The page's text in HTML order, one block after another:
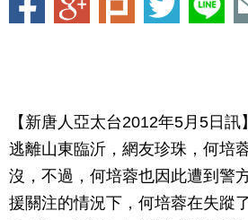
【新唐人亞太台2012年5月5日
逃離山東臨沂，網友珍珠，何培
沒，不過，何培蓉也因此遭到警
援關注的情況下，何培蓉在失蹤